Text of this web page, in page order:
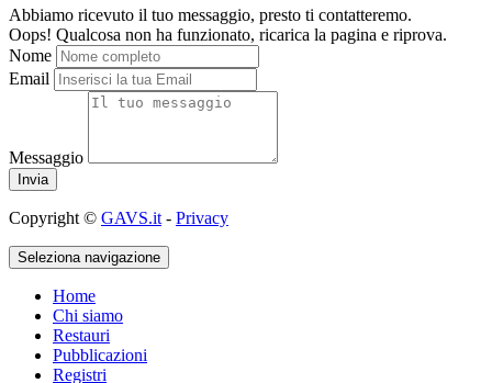
Abbiamo ricevuto il tuo messaggio, presto ti contatteremo.
Oops! Qualcosa non ha funzionato, ricarica la pagina e riprova.
Nome
Email
Messaggio
Copyright © GAVS.it - Privacy
Seleziona navigazione
Home
Chi siamo
Restauri
Pubblicazioni
Registri